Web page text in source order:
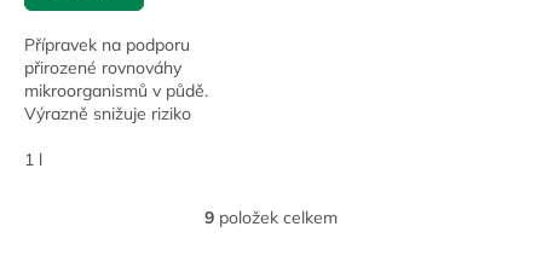
Přípravek na podporu
přirozené rovnováhy
mikroorganismů v půdě.
Výrazně snižuje riziko
patogeny.
1 l
O
9 položek celkem